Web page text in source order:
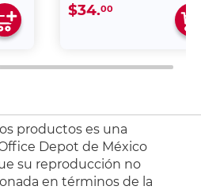
$34.00
productos es una
Depot de México
su reproducción no
en términos de la